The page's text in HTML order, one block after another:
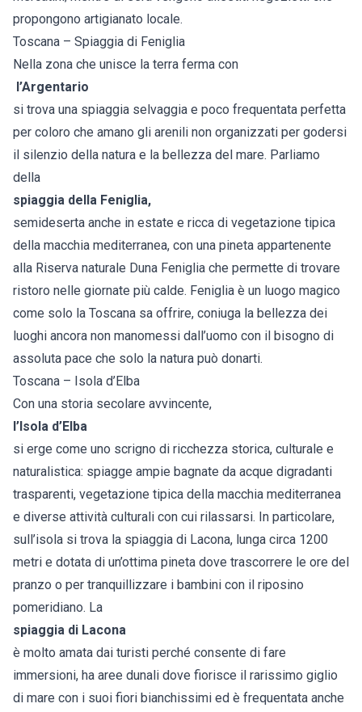
propongono artigianato locale.
Toscana – Spiaggia di Feniglia
Nella zona che unisce la terra ferma con
l’Argentario
si trova una spiaggia selvaggia e poco frequentata perfetta
per coloro che amano gli arenili non organizzati per godersi
il silenzio della natura e la bellezza del mare. Parliamo
della
spiaggia della Feniglia,
semideserta anche in estate e ricca di vegetazione tipica
della macchia mediterranea, con una pineta appartenente
alla Riserva naturale Duna Feniglia che permette di trovare
ristoro nelle giornate più calde. Feniglia è un luogo magico
come solo la Toscana sa offrire, coniuga la bellezza dei
luoghi ancora non manomessi dall’uomo con il bisogno di
assoluta pace che solo la natura può donarti.
Toscana – Isola d’Elba
Con una storia secolare avvincente,
l’ Isola d’Elba
si erge come uno scrigno di ricchezza storica, culturale e
naturalistica: spiagge ampie bagnate da acque digradanti
trasparenti, vegetazione tipica della macchia mediterranea
e diverse attività culturali con cui rilassarsi. In particolare,
sull’isola si trova la spiaggia di Lacona, lunga circa 1200
metri e dotata di un’ottima pineta dove trascorrere le ore del
pranzo o per tranquillizzare i bambini con il riposino
pomeridiano. La
spiaggia di Lacona
è molto amata dai turisti perché consente di fare
immersioni, ha aree dunali dove fiorisce il rarissimo giglio
di mare con i suoi fiori bianchissimi ed è frequentata anche